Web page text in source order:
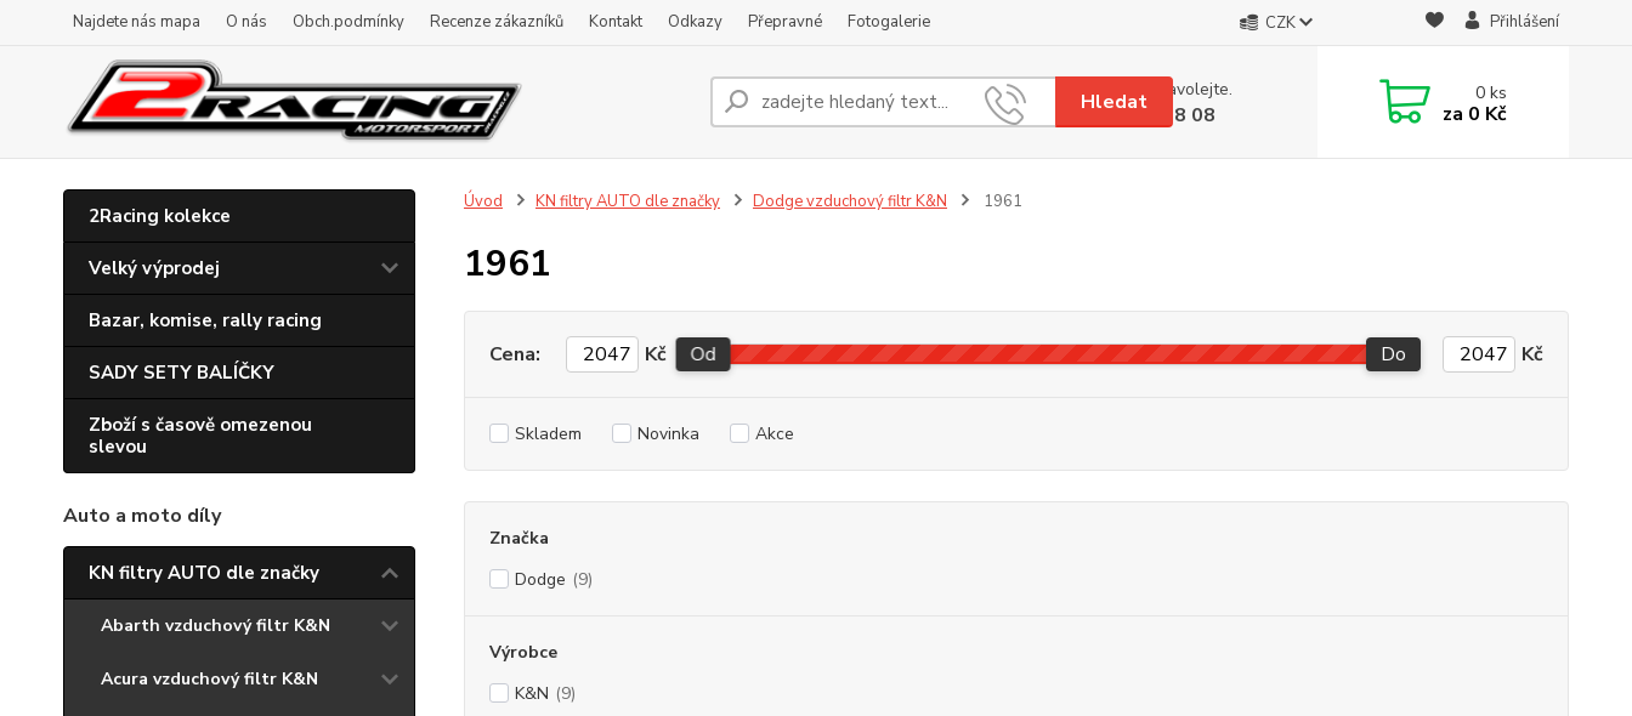
Najdete nás mapa O nás Obch.podmínky Recenze zákazníků Kontakt Odkazy Přepravné Fotogalerie CZK Přihlášení
Hledat
Nevíte si rady? Zavolejte.
+420 608 08 18 08
0ks
za 0 Kč
2Racing kolekce
Velký výprodej
Bazar, komise, rally racing
SADY SETY BALÍČKY
Zboží s časově omezenou
slevou
Auto a moto díly
KN filtry AUTO dle značky
Abarth vzduchový filtr K&N
Acura vzduchový filtr K&N
Úvod KN filtry AUTO dle značky Dodge vzduchový filtr K&N 1961
1961
Cena: Kč Od Do Kč
Skladem Novinka Akce
Značka
Dodge (9)
Výrobce
K&N (9)